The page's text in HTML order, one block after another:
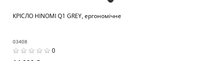
КРІСЛО HINOMI Q1 GREY, ергономічне
03408
0